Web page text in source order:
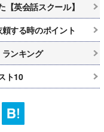
【英会話スクール】
する時のポイント
ンキング
ト10